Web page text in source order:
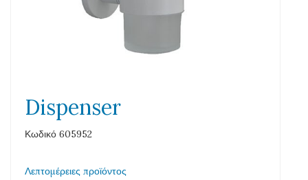
Dispenser
Κωδικό 605952
Λεπτομέρειες προϊόντος